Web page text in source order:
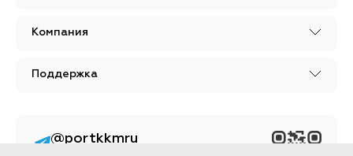
Компания
Поддержка
@portkkmru